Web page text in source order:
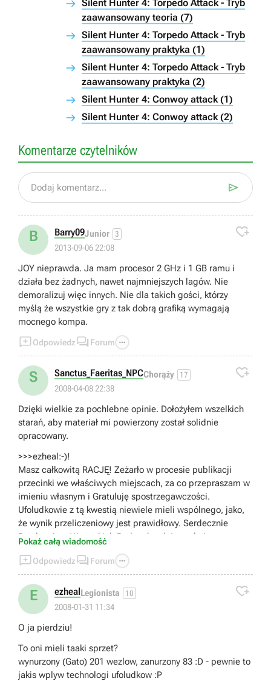
Silent Hunter 4: Torpedo Attack - Tryb
zaawansowany teoria (7)
Silent Hunter 4: Torpedo Attack - Tryb
zaawansowany praktyka (1)
Silent Hunter 4: Torpedo Attack - Tryb
zaawansowany praktyka (2)
Silent Hunter 4: Conwoy attack (1)
Silent Hunter 4: Conwoy attack (2)
Komentarze czytelników
Dodaj komentarz... 
B Barry09Junior 3
2013-09-06 22:08

JOY nieprawda. Ja mam procesor 2 GHz i 1 GB ramu i
działa bez żadnych, nawet najmniejszych lagów. Nie
demoralizuj więc innych. Nie dla takich gości, którzy
myślą że wszystkie gry z tak dobrą grafiką wymagają
mocnego kompa.
Odpowiedz  Forum 
S Sanctus_Faeritas_NPCChorąży 17
2008-04-08 22:38

Dzięki wielkie za pochlebne opinie. Dołożyłem wszelkich
starań, aby materiał mi powierzony został solidnie
opracowany.
>>>ezheal:-)!
Masz całkowitą RACJĘ! Zeżarło w procesie publikacji
przecinki we właściwych miejscach, za co przepraszam w
imieniu własnym i Gratuluję spostrzegawczości.
Ufoludkowie z tą kwestią niewiele mieli wspólnego, jako,
że wynik przeliczeniowy jest prawidłowy. Serdecznie
Pozdrawiam Wszystkich Podwodnych Łowców!
Pokaż całą wiadomość
Odpowiedz  Forum 
E ezhealLegionista 10
2008-01-31 11:34

O ja pierdziu!
To oni mieli taaki sprzet?
wynurzony (Gato) 201 wezlow, zanurzony 83 :D - pewnie to
jakis wplyw technologi ufoludkow :P